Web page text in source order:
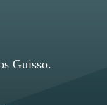
Guisso.